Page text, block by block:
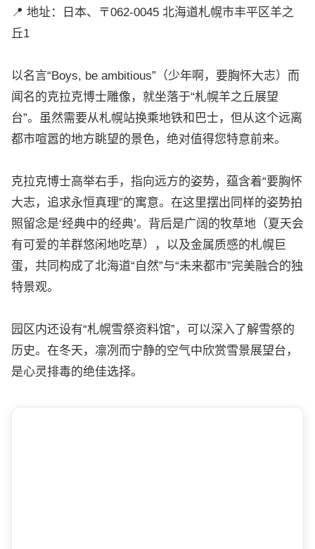
📍 地址：日本、〒062-0045 北海道札幌市丰平区羊之
丘1
以名言“Boys, be ambitious”（少年啊，要胸怀大志）而
闻名的克拉克博士雕像，就坐落于“札幌羊之丘展望
台”。虽然需要从札幌站换乘地铁和巴士，但从这个远离
都市喧嚣的地方眺望的景色，绝对值得您特意前来。
克拉克博士高举右手，指向远方的姿势，蕴含着“要胸怀
大志，追求永恒真理”的寓意。在这里摆出同样的姿势拍
照留念是‘经典中的经典’。背后是广阔的牧草地（夏天会
有可爱的羊群悠闲地吃草），以及金属质感的札幌巨
蛋，共同构成了北海道“自然”与“未来都市”完美融合的独
特景观。
园区内还设有“札幌雪祭资料馆”，可以深入了解雪祭的
历史。在冬天，凛冽而宁静的空气中欣赏雪景展望台，
是心灵排毒的绝佳选择。